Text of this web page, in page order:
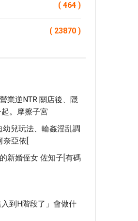
( 464 )
( 23870 )
業逆NTR 關店後、隱
。摩擦子宮
幼兒玩法、輪姦淫乱調
奈亞依[
新婚侄女 佐知子[有碼
到H階段了」會做什